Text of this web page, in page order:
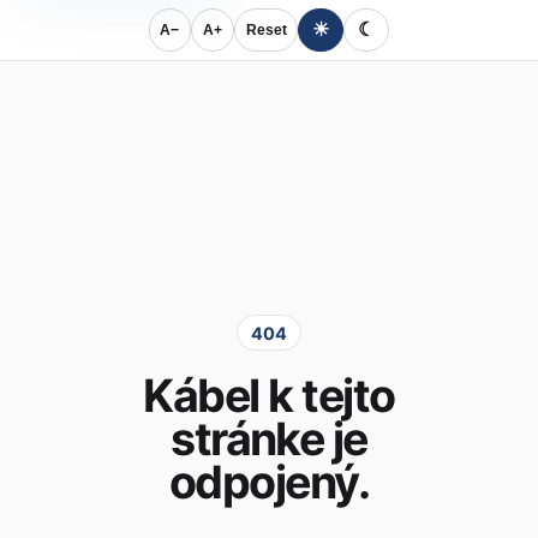
A− A+ Reset ☀ ☾
404
Kábel k tejto
stránke je
odpojený.